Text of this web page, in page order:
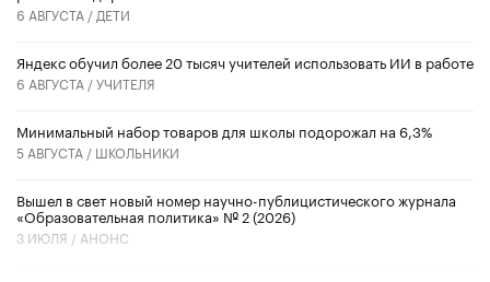
6 АВГУСТА / ДЕТИ
​Яндекс обучил более 20 тысяч учителей использовать ИИ в работе
6 АВГУСТА /УЧИТЕЛЯ
Минимальный набор товаров для школы подорожал на 6,3%
5 АВГУСТА / ШКОЛЬНИКИ
Вышел в свет новый номер научно-публицистического журнала
«Образовательная политика» № 2 (2026)
3 ИЮЛЯ / АНОНС